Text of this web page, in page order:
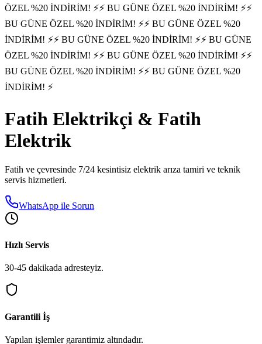
ÖZEL %20 İNDİRİM! ⚡⚡ BU GÜNE ÖZEL %20 İNDİRİM! ⚡⚡
BU GÜNE ÖZEL %20 İNDİRİM! ⚡⚡ BU GÜNE ÖZEL %20
İNDİRİM! ⚡⚡ BU GÜNE ÖZEL %20 İNDİRİM! ⚡⚡ BU GÜNE
ÖZEL %20 İNDİRİM! ⚡⚡ BU GÜNE ÖZEL %20 İNDİRİM! ⚡⚡
BU GÜNE ÖZEL %20 İNDİRİM! ⚡⚡ BU GÜNE ÖZEL %20
İNDİRİM! ⚡
Fatih Elektrikçi & Fatih
Elektrik
Fatih ve çevresinde 7/24 kesintisiz elektrik arıza tamiri ve teknik
servis hizmetleri.
WhatsApp ile Sorun
Hızlı Servis
30-45 dakikada adresteyiz.
Garantili İş
Yapılan işlemler garantimiz altındadır.